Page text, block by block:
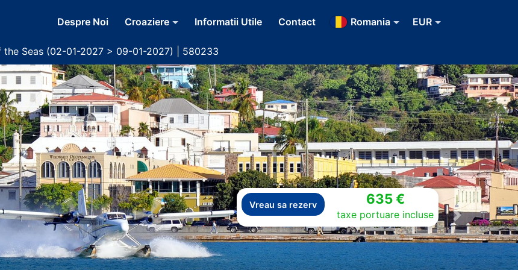
Despre Noi Croaziere Informatii Utile Contact Romania EUR
the Seas (02-01-2027 > 09-01-2027) | 580233
Vreau sa rezerv 635 €
taxe portuare incluse
Next